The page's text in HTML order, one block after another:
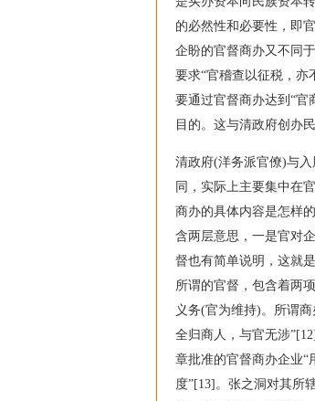
的必然性和必要性，即
企盼的官督商办又不同
要求“官稽查以征税，亦
要通过官督商办达到“官
目的。这与清政府创办
清政府(洋务派官僚)与
同，实际上主要集中在
商办的具体内容是怎样
含两层意思，一是官对
督也有简单说明，这就
所谓的官督，包含着两
义务(官为维持)。所谓
全归商人，与官无涉
章批准的官督商办企业“
度”[13]。张之洞对其所